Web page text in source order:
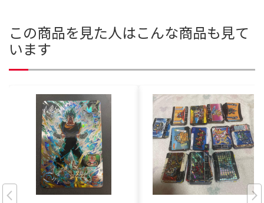
この商品を見た人はこんな商品も見て
います